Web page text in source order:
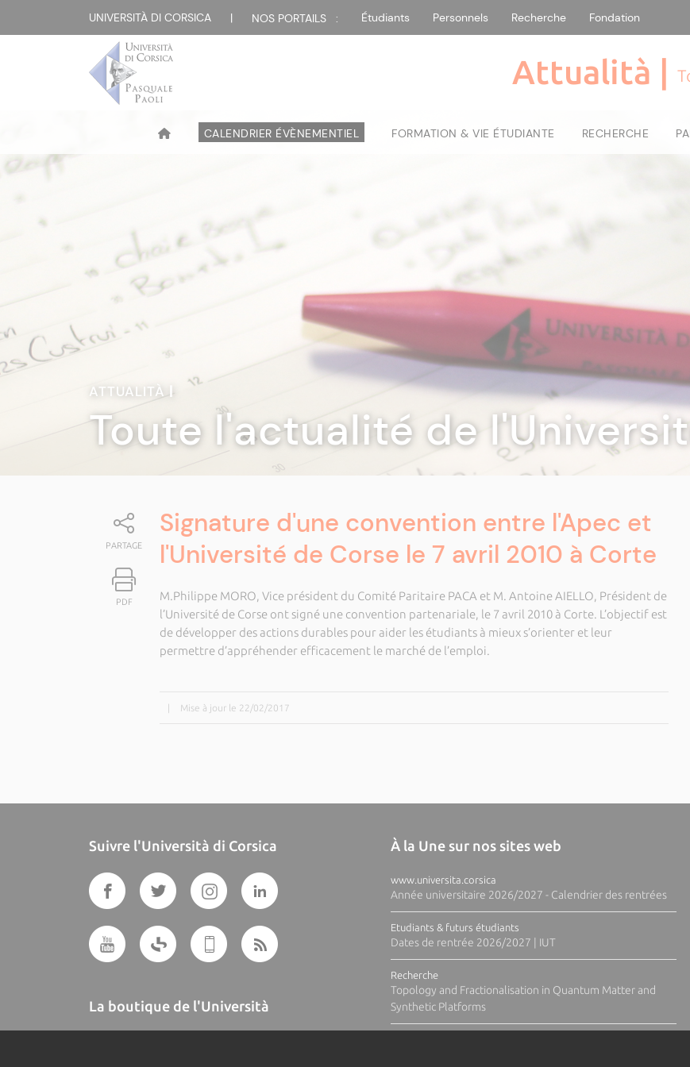
UNIVERSITÀ DI CORSICA | NOS PORTAILS : Étudiants Personnels Recherche Fondation
Attualità |
CALENDRIER ÉVÈNEMENTIEL FORMATION & VIE ÉTUDIANTE RECHERCHE
ATTUALITÀ|
Toute l'actualité de
PARTAGE
PDF
Signature d'une convention entre l'Apec et
l'Université de Corse le 7 avril 2010 à Corte
M.Philippe MORO, Vice président du Comité Paritaire PACA et M. Antoine AIELLO, Président de
l’Université de Corse ont signé une convention partenariale, le 7 avril 2010 à Corte. L’objectif est
de développer des actions durables pour aider les étudiants à mieux s’orienter et leur
permettre d’appréhender efficacement le marché de l’emploi.
Mise à jour le 22/02/2017
Suivre l'Università di Corsica
La boutique de l'Università
À la Une sur nos sites web
www.universita.corsica
Année universitaire 2026/2027 - Calendrier des rentrées
Etudiants & futurs étudiants
Dates de rentrée 2026/2027 | IUT
Recherche
Topology and Fractionalisation in Quantum Matter and
Synthetic Platforms